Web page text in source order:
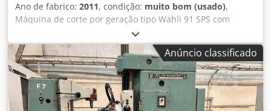
Ano de fabrico: 2011, condição: muito bom (usado),
Máquina de corte por geração tipo Wahli 91 SPS com
alimentador automático W38. Cjdpjyh Rkfofx Af Rjha
Anúncio classificado